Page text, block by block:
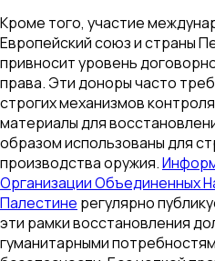
Кроме того, участие
Европейский союз и страны
привносит уровень
права. Эти доноры часто
строгих механизмов
материалы для
образом использованы для
производства оружия.
Организации Объединенных
Палестине регулярно
эти рамки восстановления
гуманитарными